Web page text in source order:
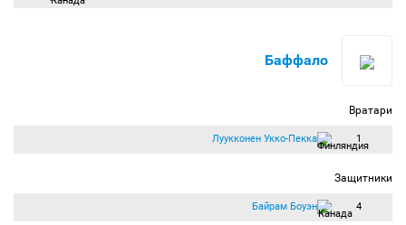
Баффало
Вратари
Луукконен Укко-Пекка 1
Защитники
Байрам Боуэн 4